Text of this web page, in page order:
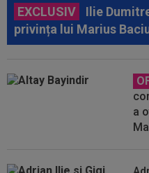
EXCLUSIV
Ilie
privința lui Marius
a